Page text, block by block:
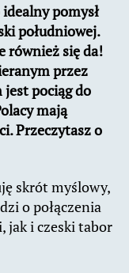
pomysł
południowej.
również się da!
przez
pociąg do
mają
Przeczytasz o
skrót myślowy,
o połączenia
jak i czeski tabor